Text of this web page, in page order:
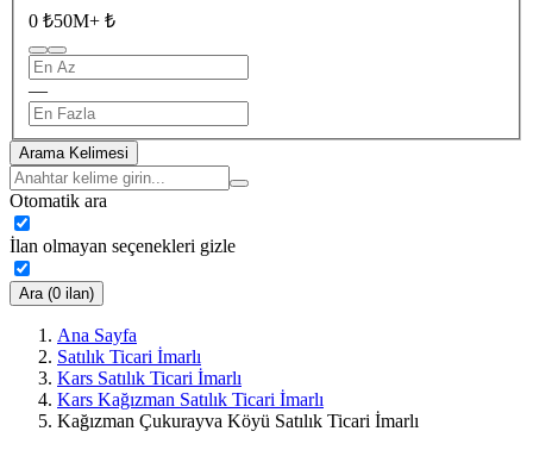
0 ₺50M+ ₺
—
Arama Kelimesi
Otomatik ara
İlan olmayan seçenekleri gizle
Ara (0 ilan)
Ana Sayfa
Satılık Ticari İmarlı
Kars Satılık Ticari İmarlı
Kars Kağızman Satılık Ticari İmarlı
Kağızman Çukurayva Köyü Satılık Ticari İmarlı